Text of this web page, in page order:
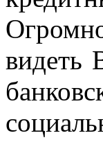
видеть